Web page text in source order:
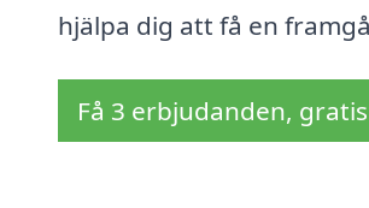
hjälpa dig att få en
Få 3 erbjudanden,